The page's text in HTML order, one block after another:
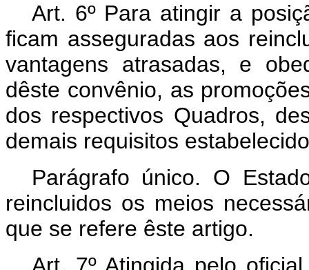
Art. 6º Para atingir a
ficam asseguradas aos
vantagens atrasadas, e
dêste convênio, as
dos respectivos Quadros,
demais requisitos
Parágrafo único. O
reincluidos os meios
que se refere êste artigo.